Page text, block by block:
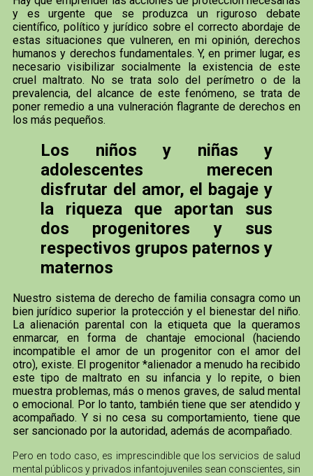
y es urgente que se produzca un riguroso debate
científico, político y jurídico sobre el correcto abordaje de
estas situaciones que vulneren, en mi opinión, derechos
humanos y derechos fundamentales. Y, en primer lugar, es
necesario visibilizar socialmente la existencia de este
cruel maltrato. No se trata solo del perímetro o de la
prevalencia, del alcance de este fenómeno, se trata de
poner remedio a una vulneración flagrante de derechos en
los más pequeños.
Los niños y niñas y
adolescentes merecen
disfrutar del amor, el bagaje y
la riqueza que aportan sus
dos progenitores y sus
respectivos grupos paternos y
maternos
Nuestro sistema de derecho de familia consagra como un
bien jurídico superior la protección y el bienestar del niño.
La alienación parental con la etiqueta que la queramos
enmarcar, en forma de chantaje emocional (haciendo
incompatible el amor de un progenitor con el amor del
otro), existe. El progenitor *alienador a menudo ha recibido
este tipo de maltrato en su infancia y lo repite, o bien
muestra problemas, más o menos graves, de salud mental
o emocional. Por lo tanto, también tiene que ser atendido y
acompañado. Y si no cesa su comportamiento, tiene que
ser sancionado por la autoridad, además de acompañado.
Pero en todo caso, es imprescindible que los servicios de salud
mental públicos y privados infantojuveniles sean conscientes, sin